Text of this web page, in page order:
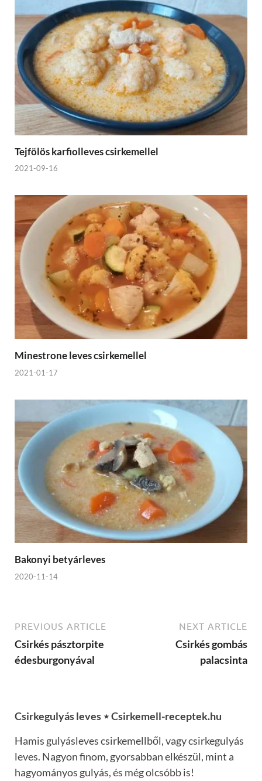
Tejfölös karfiolleves csirkemellel
2021-09-16
Minestrone leves csirkemellel
2021-01-17
Bakonyi betyárleves
2020-11-14
PREVIOUS ARTICLE
Csirkés pásztorpite
édesburgonyával
NEXT ARTICLE
Csirkés gombás
palacsinta
Csirkegulyás leves ⋆ Csirkemell-receptek.hu
Hamis gulyásleves csirkemellből, vagy csirkegulyás
leves. Nagyon finom, gyorsabban elkészül, mint a
hagyományos gulyás, és még olcsóbb is!